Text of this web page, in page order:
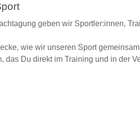
geben wir Sportler:innen,
wie wir unseren Sport
Du direkt im Training und in der